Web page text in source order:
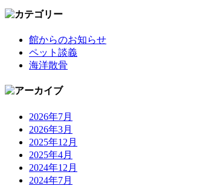
館からのお知らせ
ペット談義
海洋散骨
2026年7月
2026年3月
2025年12月
2025年4月
2024年12月
2024年7月